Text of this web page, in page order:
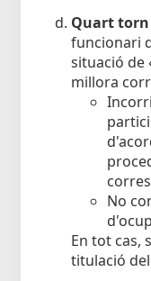
Quart
funcionari
situació de
millora
No
En tot cas,
titulació